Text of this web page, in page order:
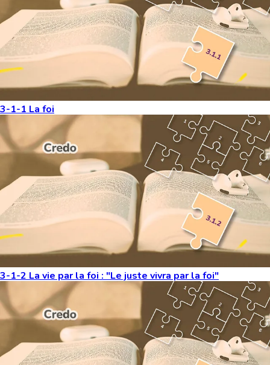
3-1-1 La foi
3-1-2 La vie par la foi : "Le juste vivra par la foi"